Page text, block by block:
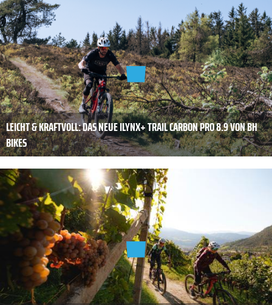
LEICHT & KRAFTVOLL: DAS NEUE ILYNX+ TRAIL CARBON PRO 8.9 VON BH
BIKES